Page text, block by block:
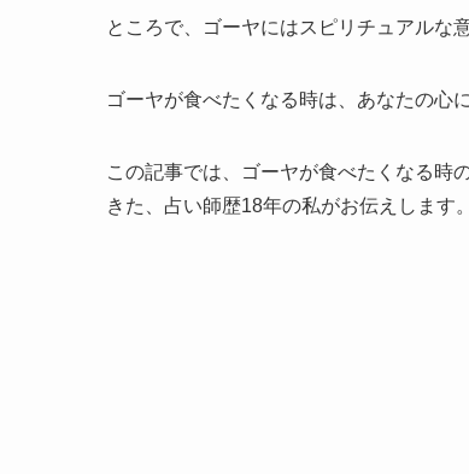
ところで、ゴーヤにはスピリチュアルな
ゴーヤが食べたくなる時は、あなたの心
この記事では、ゴーヤが食べたくなる時
きた、占い師歴18年の私がお伝えします。